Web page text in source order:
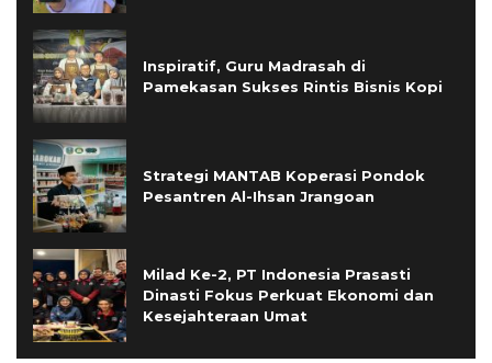
Inspiratif, Guru Madrasah di
Pamekasan Sukses Rintis Bisnis Kopi
Strategi MANTAB Koperasi Pondok
Pesantren Al-Ihsan Jrangoan
Milad Ke-2, PT Indonesia Prasasti
Dinasti Fokus Perkuat Ekonomi dan
Kesejahteraan Umat